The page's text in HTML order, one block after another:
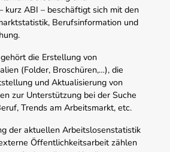
kurz ABI – beschäftigt sich mit den
Berufsinformation und
die Erstellung von
(Folder, Broschüren,…), die
und Aktualisierung von
zur Unterstützung bei der Suche
Trends am Arbeitsmarkt, etc.
der aktuellen Arbeitslosenstatistik
Öffentlichkeitsarbeit zählen